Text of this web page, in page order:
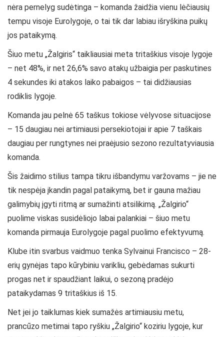
nėra pernelyg sudėtinga – komanda žaidžia vienu lėčiausių
tempu visoje Eurolygoje, o tai tik dar labiau išryškina puikų
jos pataikymą.
Šiuo metu „Žalgiris“ taikliausiai meta tritaškius visoje lygoje
– net 48%, ir net 26,6% savo atakų užbaigia per paskutines
4 sekundes iki atakos laiko pabaigos – tai didžiausias
rodiklis lygoje.
Komanda jau pelnė 65 taškus tokiose vėlyvose situacijose
– 15 daugiau nei artimiausi persekiotojai ir apie 7 taškais
daugiau per rungtynes nei praėjusio sezono rezultatyviausia
komanda.
Šis žaidimo stilius tampa tikru išbandymu varžovams – jie ne
tik nespėja įkandin pagal pataikymą, bet ir gauna mažiau
galimybių įgyti ritmą ar sumažinti atsilikimą. „Žalgirio“
puolime viskas susidėliojo labai palankiai – šiuo metu
komanda pirmauja Eurolygoje pagal puolimo efektyvumą.
Klube itin svarbus vaidmuo tenka Sylvainui Francisco – 28-
erių gynėjas tapo kūrybiniu varikliu, gebėdamas sukurti
progas net ir spaudžiant laikui, o sezoną pradėjo
pataikydamas 9 tritaškius iš 15.
Net jei jo taiklumas kiek sumažės artimiausiu metu,
prancūzo metimai tapo ryškiu „Žalgirio“ koziriu lygoje, kur